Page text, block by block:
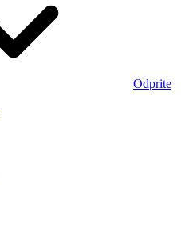
Odprite